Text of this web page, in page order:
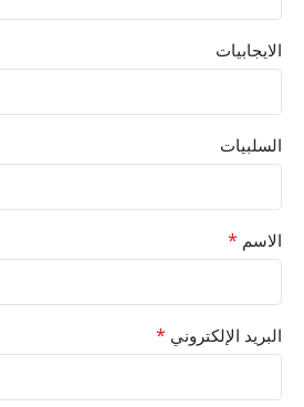
الايجابيات
السلبيات
الاسم *
البريد الإلكتروني *